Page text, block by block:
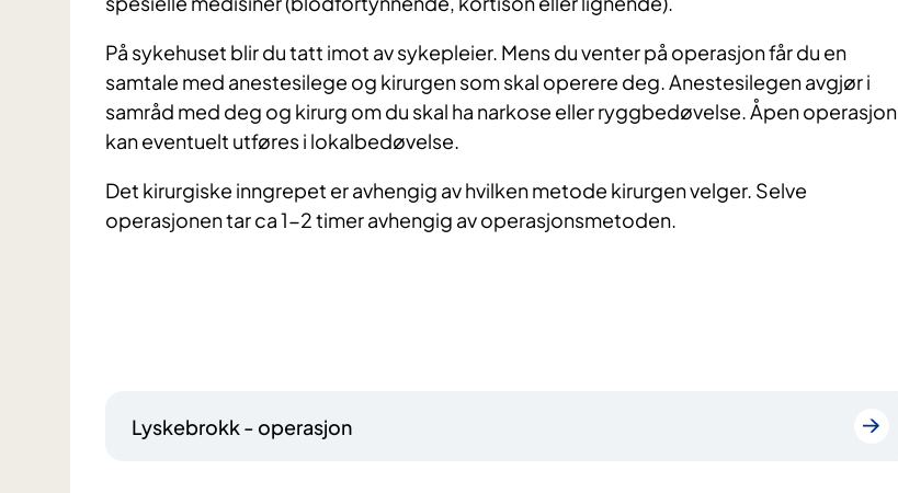
På sykehuset blir du tatt imot av sykepleier. Mens du venter på operasjon får du en
samtale med anestesilege og kirurgen som skal operere deg. Anestesilegen avgjør i
samråd med deg og kirurg om du skal ha narkose eller ryggbedøvelse. Åpen operasjon
kan eventuelt utføres i lokalbedøvelse.
Det kirurgiske inngrepet er avhengig av hvilken metode kirurgen velger. Selve
operasjonen tar ca 1-2 timer avhengig av operasjonsmetoden.
Lyskebrokk - operasjon